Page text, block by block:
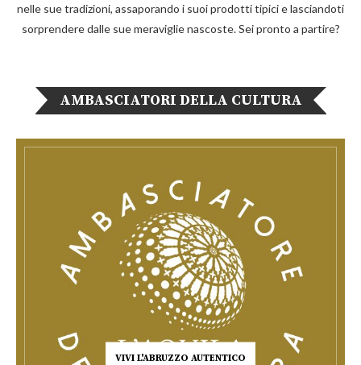
nelle sue tradizioni, assaporando i suoi prodotti tipici e lasciandoti
sorprendere dalle sue meraviglie nascoste. Sei pronto a partire?
AMBASCIATORI DELLA CULTURA
VIVI L'ABRUZZO AUTENTICO